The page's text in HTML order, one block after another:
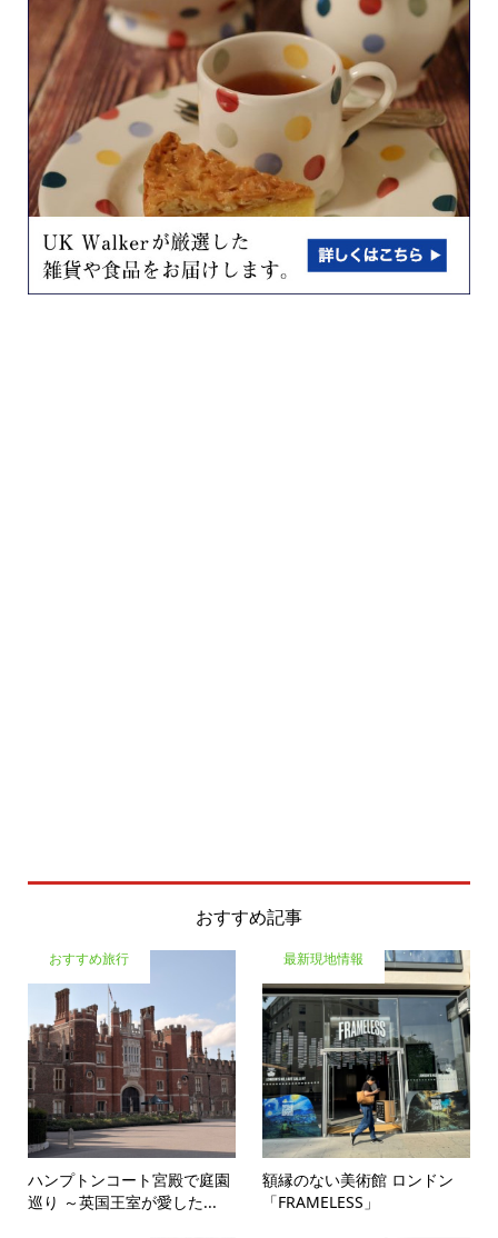
おすすめ記事
おすすめ旅行
ハンプトンコート宮殿で庭園
巡り ～英国王室が愛した...
最新現地情報
額縁のない美術館 ロンドン
「FRAMELESS」